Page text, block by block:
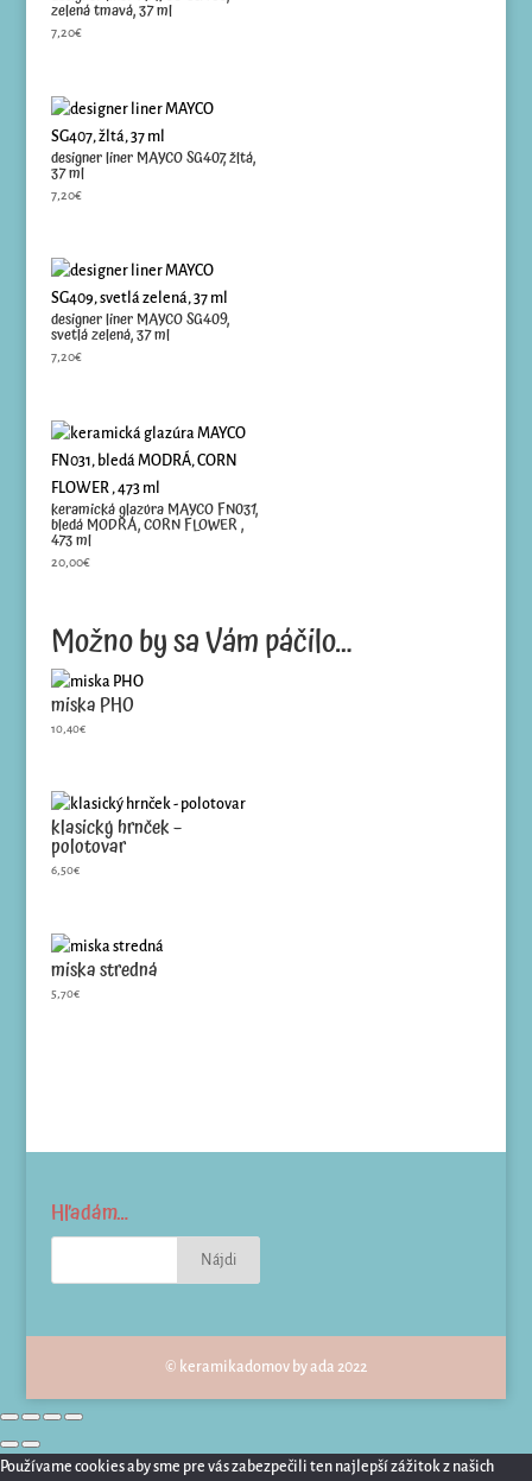
zelená tmavá, 37 ml
7,20€
designer liner MAYCO SG407, žltá,
37 ml
7,20€
designer liner MAYCO SG409,
svetlá zelená, 37 ml
7,20€
keramická glazúra MAYCO FN031,
bledá MODRÁ, CORN FLOWER ,
473 ml
20,00€
Možno by sa Vám páčilo…
miska PHO
10,40€
klasický hrnček –
polotovar
6,50€
miska stredná
5,70€
Hľadám…
© keramikadomov by ada 2022
Používame cookies aby sme pre vás zabezpečili ten najlepší zážitok z našich